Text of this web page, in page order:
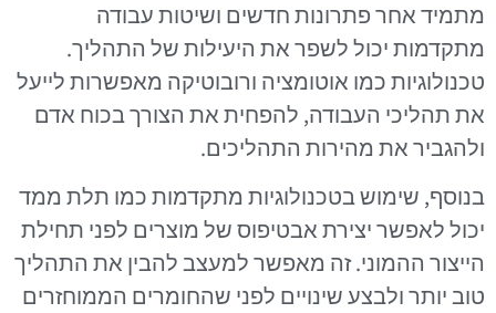
מתמיד אחר פתרונות חדשים ושיטות עבודה
מתקדמות יכול לשפר את היעילות של התהליך.
טכנולוגיות כמו אוטומציה ורובוטיקה מאפשרות לייעל
את תהליכי העבודה, להפחית את הצורך בכוח אדם
ולהגביר את מהירות התהליכים.
בנוסף, שימוש בטכנולוגיות מתקדמות כמו תלת ממד
יכול לאפשר יצירת אבטיפוס של מוצרים לפני תחילת
הייצור ההמוני. זה מאפשר למעצב להבין את התהליך
טוב יותר ולבצע שינויים לפני שהחומרים הממוחזרים